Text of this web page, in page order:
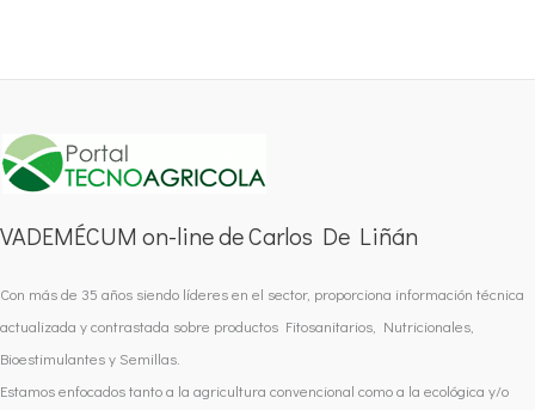
VADEMÉCUM on-line de Carlos De Liñán
Con más de 35 años siendo líderes en el sector, proporciona información técnica
actualizada y contrastada sobre productos Fitosanitarios, Nutricionales,
Bioestimulantes y Semillas.
Estamos enfocados tanto a la agricultura convencional como a la ecológica y/o